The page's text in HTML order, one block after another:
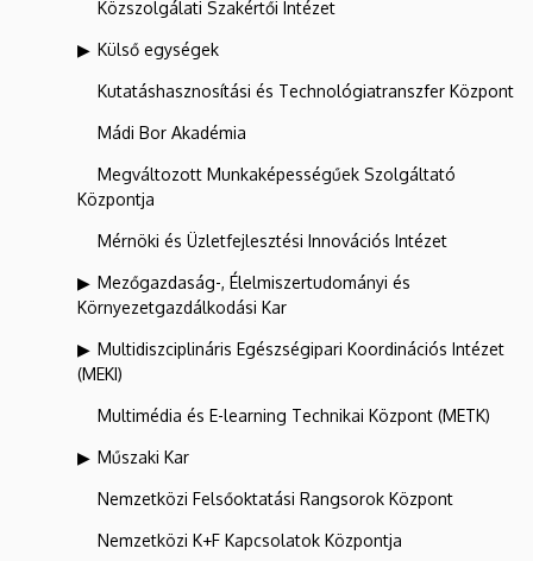
Közszolgálati Szakértői Intézet
Külső egységek
Kutatáshasznosítási és Technológiatranszfer Központ
Mádi Bor Akadémia
Megváltozott Munkaképességűek Szolgáltató
Központja
Mérnöki és Üzletfejlesztési Innovációs Intézet
Mezőgazdaság-, Élelmiszertudományi és
Környezetgazdálkodási Kar
Multidiszciplináris Egészségipari Koordinációs Intézet
(MEKI)
Multimédia és E-learning Technikai Központ (METK)
Műszaki Kar
Nemzetközi Felsőoktatási Rangsorok Központ
Nemzetközi K+F Kapcsolatok Központja